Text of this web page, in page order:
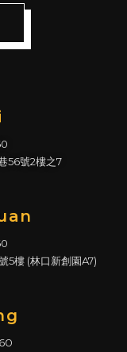
56號2樓之7
5樓 (林口新創園A7)